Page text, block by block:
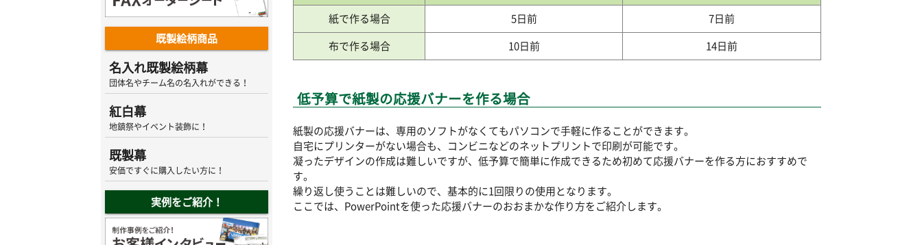
既製絵柄商品
名入れ既製絵柄幕
団体名やチーム名の名入れができる！
紅白幕
地鎮祭やイベント装飾に！
既製幕
安価ですぐに購入したい方に！
実例をご紹介！
紙で作る場合 5日前
7日前
布で作る場合
10日前 14日前
低予算で紙製の応援バナーを作る場合
紙製の応援バナーは、専用のソフトがなくてもパソコンで手軽に作ることができます。
自宅にプリンターがない場合も、コンビニなどのネットプリントで印刷が可能です。
凝ったデザインの作成は難しいですが、低予算で簡単に作成できるため初めて応援バナーを作る方におすすめで
す。
繰り返し使うことは難しいので、基本的に1回限りの使用となります。
ここでは、PowerPointを使った応援バナーのおおまかな作り方をご紹介します。